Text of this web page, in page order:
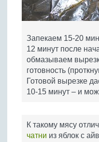
Запекаем 15-20
12 минут после
обмазываем
готовность
Готовой вырезке
10-15 минут – и
К такому мясу
чатни из яблок с